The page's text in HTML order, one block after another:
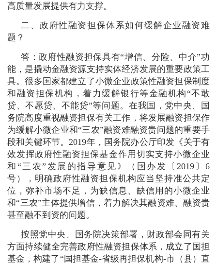
高质量发展提供有力支撑。
二、政府性融资担保体系如何缓解企业融资难
题？
答：政府性融资担保具有“增信、分险、中介”功
能，是撬动金融资源支持实体经济发展的重要政策工
具。很多国家都建立了小微企业政策性融资担保制度
和融资担保机构，着力缓解银行等金融机构“不敢
贷、不愿贷、不能贷”等问题。在我国，党中央、国
务院高度重视融资担保有关工作，将发展融资担保作
为缓解小微企业和“三农”融资难融资贵问题的重要手
段和关键环节。2019年，国务院办公厅印发《关于有
效发挥政府性融资担保基金作用切实支持小微企业
和“三农”发展的指导意见》（国办发〔2019〕6
号），明确政府性融资担保机构应当坚持准公共定
位，弥补市场不足，为缺信息、缺信用的小微企业
和“三农”主体提供增信，着力解决其融资难、融资贵
甚至融不到资的问题。
按照党中央、国务院决策部署，财政部会同有关
方面持续健全完善政府性融资担保体系，成立了国担
基金，构建了“国担基金-省级再担保机构-市（县）直